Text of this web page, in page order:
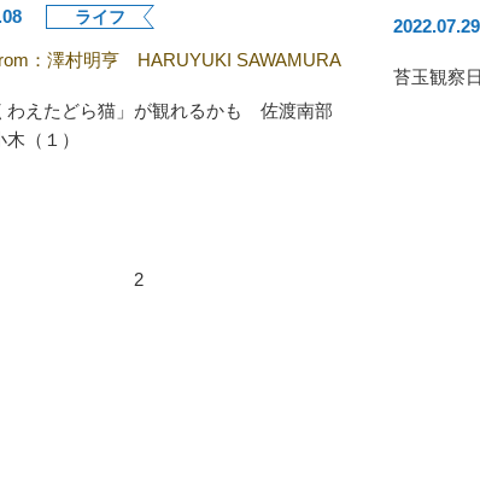
ライフ
： 澤村明亨 HARUYUKI SAWAMURA
わえたどら猫」が観れるかも 佐渡南部
（１）
2022.07.29
苔玉観察
2